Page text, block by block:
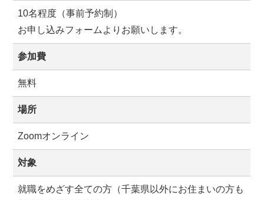
10名程度（事前予約制）
お申し込みフォームよりお願いします。
参加費
無料
場所
Zoomオンライン
対象
就職をめざす全ての方（千葉県以外にお住まいの方も